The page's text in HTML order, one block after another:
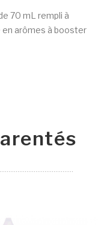
70 mL rempli à
en arômes à booster